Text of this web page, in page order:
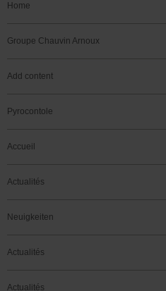
Home
Groupe Chauvin Arnoux
Add content
Pyrocontole
Accueil
Actualités
Neuigkeiten
Actualités
Actualités